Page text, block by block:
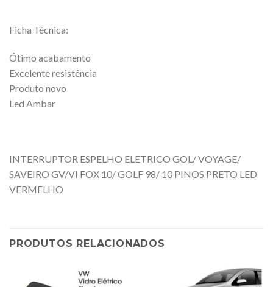
Ficha Técnica:
Ótimo acabamento
Excelente resistência
Produto novo
Led Ambar
INTERRUPTOR ESPELHO ELETRICO GOL/ VOYAGE/
SAVEIRO GV/VI FOX 10/ GOLF 98/ 10 PINOS PRETO LED
VERMELHO
PRODUTOS RELACIONADOS